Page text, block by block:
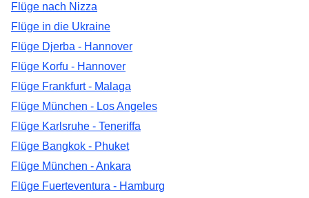
Flüge nach Nizza
Flüge in die Ukraine
Flüge Djerba - Hannover
Flüge Korfu - Hannover
Flüge Frankfurt - Malaga
Flüge München - Los Angeles
Flüge Karlsruhe - Teneriffa
Flüge Bangkok - Phuket
Flüge München - Ankara
Flüge Fuerteventura - Hamburg